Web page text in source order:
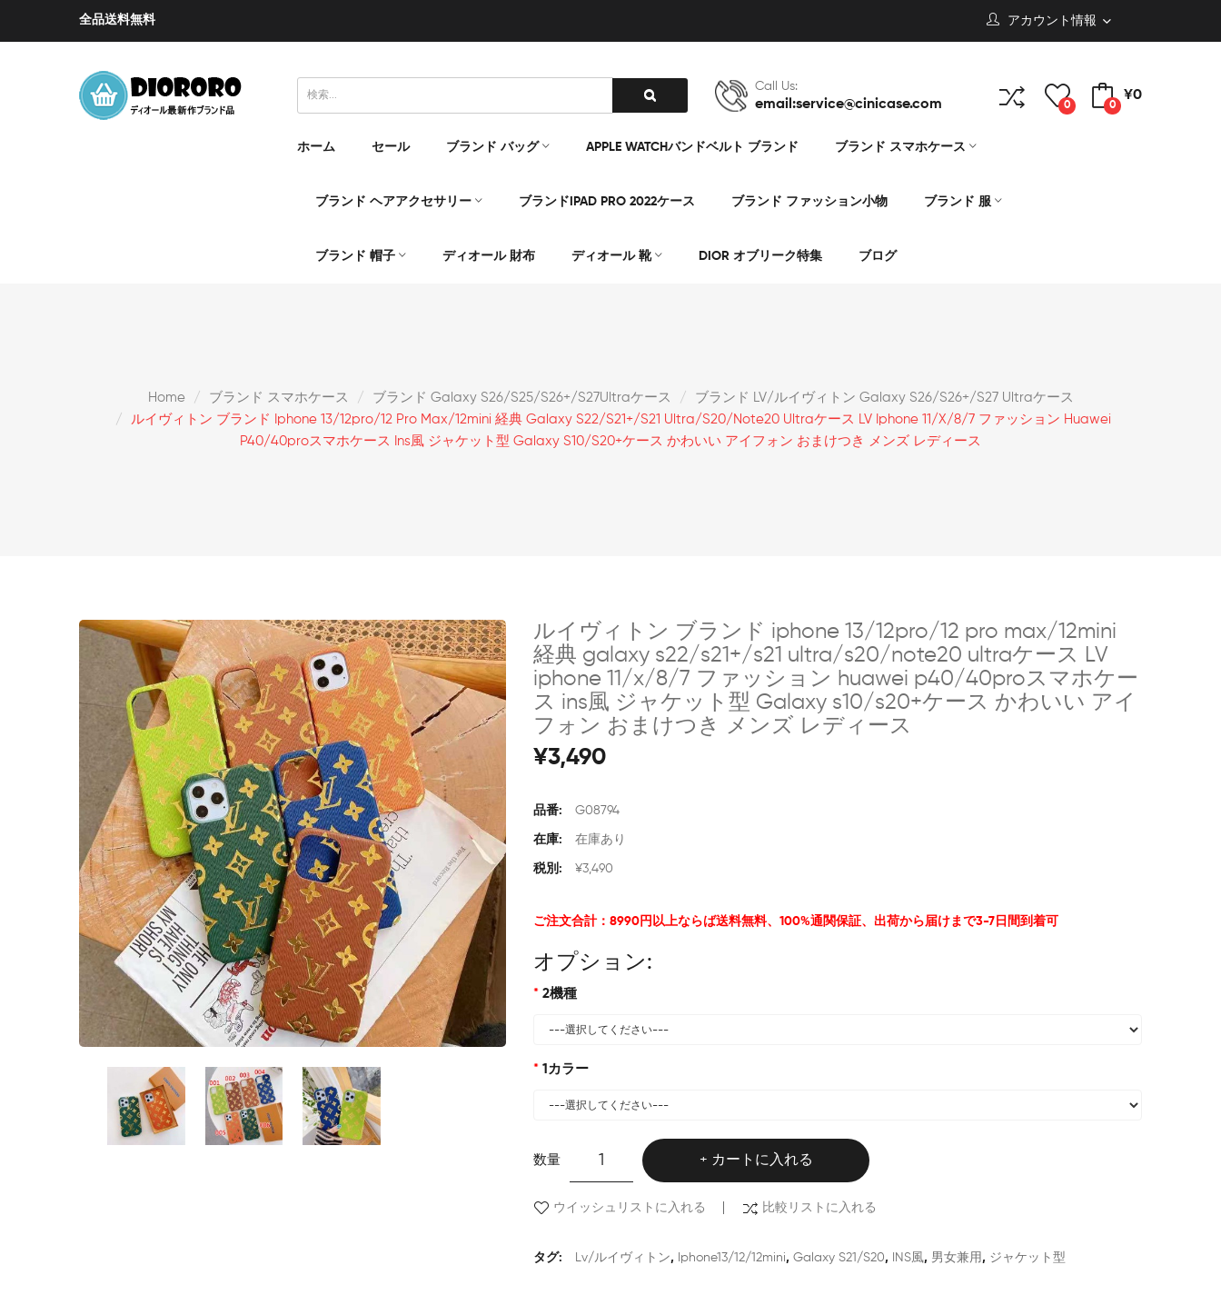
全品送料無料 アカウント情報
Call Us:
email:service@cinicase.com 0 0
¥0
ホーム セール ブランド バッグ APPLE WATCHバンドベルト ブランド ブランド スマホケース
ブランド ヘアアクセサリー ブランドIPAD PRO 2022ケース ブランド ファッション小物 ブランド 服
ブランド 帽子 ディオール 財布 ディオール 靴 DIOR オブリーク特集 ブログ
Home ブランド スマホケース ブランド Galaxy S26/S25/S26+/S27Ultraケース
ブランド LV/ルイヴィトン Galaxy S26/S26+/S27 Ultraケース
ルイヴィトン ブランド Iphone 13/12pro/12 Pro Max/12mini 経典 Galaxy S22/s21+/s21 Ultra/s20/note20 Ultraケース LV Iphone 11/x/8/7 ファッション Huawei
P40/40proスマホケース Ins風 ジャケット型 Galaxy S10/s20+ケース かわいい アイフォン おまけつき メンズ レディース
ルイヴィトン ブランド iphone 13/12pro/12 pro max/12mini
経典 galaxy s22/s21+/s21 ultra/s20/note20 ultraケース LV
iphone 11/x/8/7 ファッション huawei p40/40proスマホケー
ス ins風 ジャケット型 Galaxy s10/s20+ケース かわいい アイ
フォン おまけつき メンズ レディース
¥3,490
品番: G08794
在庫: 在庫あり
税別: ¥3,490
ご注文合計：8990円以上ならば送料無料、100%通関保証、出荷から届けまで3-7日間到着可
オプション:
2機種
1カラー
数量 カートに入れる
ウイッシュリストに入れる 比較リストに入れる
タグ: Lv/ルイヴィトン, Iphone13/12/12mini, Galaxy S21/s20, INS風, 男女兼用 , ジャケット型